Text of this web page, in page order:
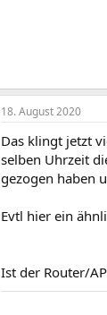
18. August 2020
Das klingt jetzt
selben Uhrzeit
gezogen haben
Evtl hier ein
Ist der Router/